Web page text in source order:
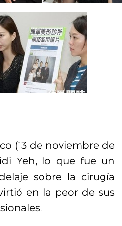
(13 de noviembre de
Yeh, lo que fue un
sobre la cirugía
en la peor de sus